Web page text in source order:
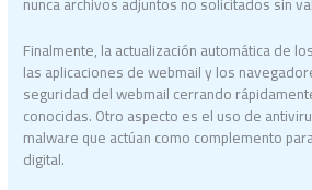
Finalmente, la actualización automática de
las aplicaciones de webmail y los
seguridad del webmail cerrando
conocidas. Otro aspecto es el uso de
malware que actúan como complemento
digital.